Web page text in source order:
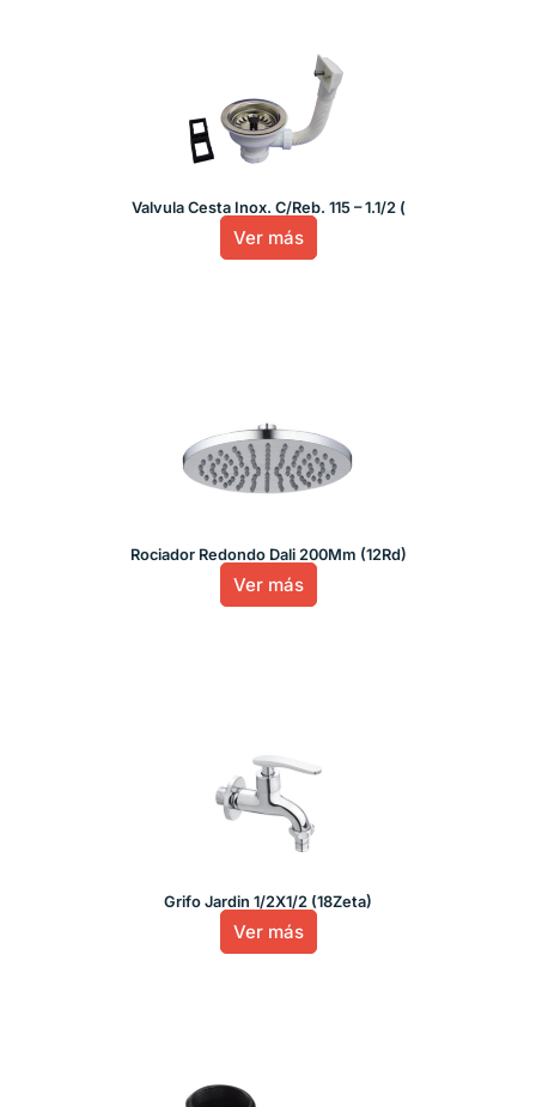
Valvula Cesta Inox. C/Reb. 115 – 1.1/2 (
Ver más
Rociador Redondo Dali 200Mm (12Rd)
Ver más
Grifo Jardin 1/2X1/2 (18Zeta)
Ver más